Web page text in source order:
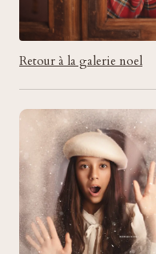
Retour à la galerie noel